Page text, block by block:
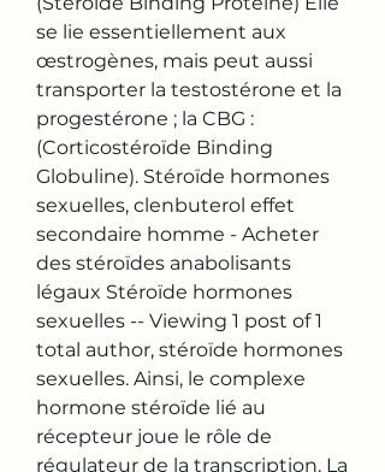
se lie essentiellement aux
œstrogènes, mais peut aussi
transporter la testostérone et la
progestérone ; la CBG :
(Corticostéroïde Binding
Globuline). Stéroïde hormones
sexuelles, clenbuterol effet
secondaire homme - Acheter
des stéroïdes anabolisants
légaux Stéroïde hormones
sexuelles -- Viewing 1 post of 1
total author, stéroïde hormones
sexuelles. Ainsi, le complexe
hormone stéroïde lié au
récepteur joue le rôle de
régulateur de la transcription. La